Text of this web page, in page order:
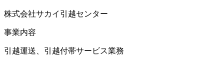
株式会社サカイ引越センター
事業内容
引越運送、引越付帯サービス業務